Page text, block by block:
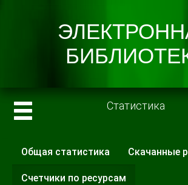
Статистика
Главные вкладки
Общая статистика Скачанные
Счетчики по ресурсам